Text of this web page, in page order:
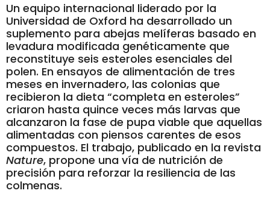
Un equipo internacional liderado por la
Universidad de Oxford ha desarrollado un
suplemento para abejas melíferas basado en
levadura modificada genéticamente que
reconstituye seis esteroles esenciales del
polen. En ensayos de alimentación de tres
meses en invernadero, las colonias que
recibieron la dieta “completa en esteroles”
criaron hasta quince veces más larvas que
alcanzaron la fase de pupa viable que aquellas
alimentadas con piensos carentes de esos
compuestos. El trabajo, publicado en la revista
Nature, propone una vía de nutrición de
precisión para reforzar la resiliencia de las
colmenas.